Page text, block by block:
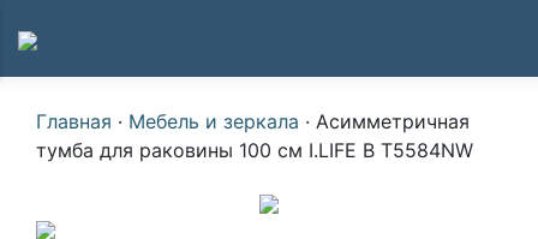
Главная · Мебель и зеркала · Асимметричная
тумба для раковины 100 см I.LIFE B T5584NW